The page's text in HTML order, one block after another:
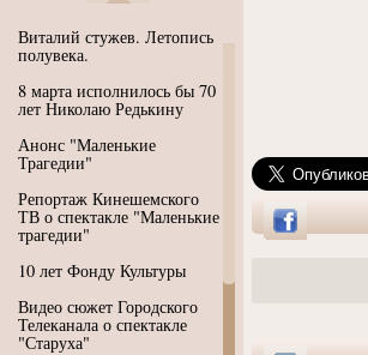
Виталий стужев. Летопись
полувека.
8 марта исполнилось бы 70
лет Николаю Редькину
Анонс "Маленькие
Трагедии"
Репортаж Кинешемского
ТВ о спектакле "Маленькие
трагедии"
10 лет Фонду Культуры
Видео сюжет Городского
Телеканала о спектакле
"Старуха"